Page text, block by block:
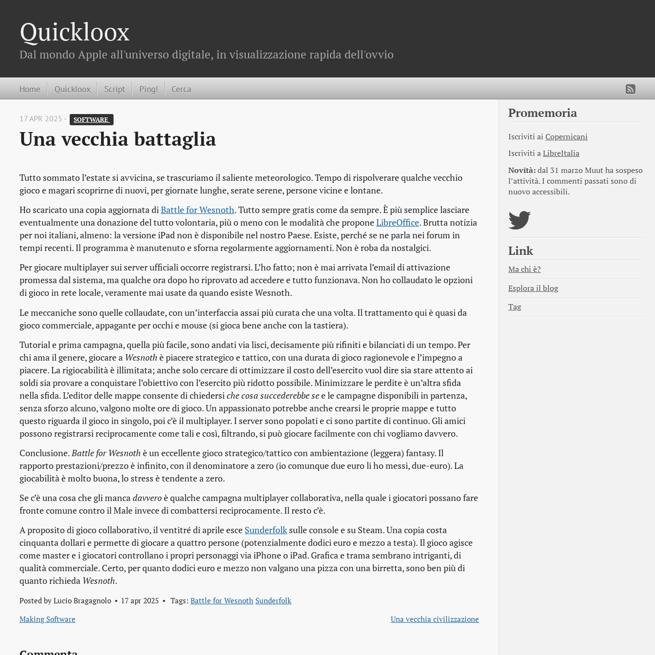
Quickloox
Dal mondo Apple all'universo digitale, in visualizzazione rapida dell'ovvio
Home Quickloox Script Ping! Cerca
17 APR 2025 - SOFTWARE
Una vecchia battaglia
Tutto sommato l’estate si avvicina, se trascuriamo il saliente meteorologico. Tempo di rispolverare qualche vecchio
gioco e magari scoprirne di nuovi, per giornate lunghe, serate serene, persone vicine e lontane.
Ho scaricato una copia aggiornata diBattle for Wesnoth. Tutto sempre gratis come da sempre. È più semplice lasciare
eventualmente una donazione del tutto volontaria, più o meno con le modalità che proponeLibreOffice. Brutta notizia
per noi italiani, almeno: la versione iPad non è disponibile nel nostro Paese. Esiste, perché se ne parla nei forum in
tempi recenti. Il programma è manutenuto e sforna regolarmente aggiornamenti. Non è roba da nostalgici.
Per giocare multiplayer sui server ufficiali occorre registrarsi. L’ho fatto; non è mai arrivata l’email di attivazione
promessa dal sistema, ma qualche ora dopo ho riprovato ad accedere e tutto funzionava. Non ho collaudato le opzioni
di gioco in rete locale, veramente mai usate da quando esiste Wesnoth.
Le meccaniche sono quelle collaudate, con un’interfaccia assai più curata che una volta. Il trattamento qui è quasi da
gioco commerciale, appagante per occhi e mouse (si gioca bene anche con la tastiera).
Tutorial e prima campagna, quella più facile, sono andati via lisci, decisamente più rifiniti e bilanciati di un tempo. Per
chi ama il genere, giocare a Wesnoth è piacere strategico e tattico, con una durata di gioco ragionevole e l’impegno a
piacere. La rigiocabilità è illimitata; anche solo cercare di ottimizzare il costo dell’esercito vuol dire sia stare attento ai
soldi sia provare a conquistare l’obiettivo con l’esercito più ridotto possibile. Minimizzare le perdite è un’altra sfida
nella sfida. L’editor delle mappe consente di chiedersi che cosa succederebbe see le campagne disponibili in partenza,
senza sforzo alcuno, valgono molte ore di gioco. Un appassionato potrebbe anche crearsi le proprie mappe e tutto
questo riguarda il gioco in singolo, poi c’è il multiplayer. I server sono popolati e ci sono partite di continuo. Gli amici
possono registrarsi reciprocamente come tali e così, filtrando, si può giocare facilmente con chi vogliamo davvero.
Conclusione.Battle for Wesnoth è un eccellente gioco strategico/tattico con ambientazione (leggera) fantasy. Il
rapporto prestazioni/prezzo è infinito, con il denominatore a zero (io comunque due euro li ho messi, due-euro). La
giocabilità è molto buona, lo stress è tendente a zero.
Se c’è una cosa che gli mancadavveroè qualche campagna multiplayer collaborativa, nella quale i giocatori possano fare
fronte comune contro il Male invece di combattersi reciprocamente. Il resto c’è.
A proposito di gioco collaborativo, il ventitré di aprile esce Sunderfolksulle console e su Steam. Una copia costa
cinquanta dollari e permette di giocare a quattro persone (potenzialmente dodici euro e mezzo a testa). Il gioco agisce
come master e i giocatori controllano i propri personaggi via iPhone o iPad. Grafica e trama sembrano intriganti, di
qualità commerciale. Certo, per quanto dodici euro e mezzo non valgano una pizza con una birretta, sono ben più di
quanto richieda Wesnoth.
Posted by Lucio Bragagnolo 17 apr 2025 Tags: Battle for Wesnoth Sunderfolk
Making Software
Una vecchia civilizzazione
Promemoria
Iscriviti ai Copernicani
Iscriviti aLibreItalia
Novità:dal 31 marzo Muut ha sospeso
l’attività. I commenti passati sono di
nuovo accessibili.
Link
Ma chi è?
Esplora il blog
Tag